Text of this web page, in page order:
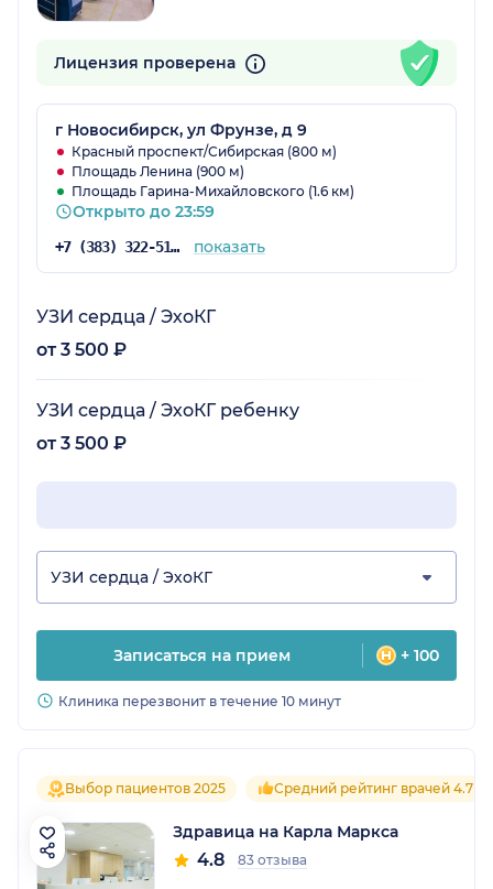
Лицензия проверена
г Новосибирск, ул Фрунзе, д 9
Красный проспект/Сибирская (800 м)
Площадь Ленина (900 м)
Площадь Гарина-Михайловского (1.6 км)
Открыто до 23:59
+7 (383) 322-51-94 показать
УЗИ сердца / ЭхоКГ
от 3 500 ₽
УЗИ сердца / ЭхоКГ ребенку
от 3 500 ₽
УЗИ сердца / ЭхоКГ
Записаться на прием + 100
Клиника перезвонит в течение 10 минут
Выбор пациентов 2025 Средний рейтинг врачей 4.7
Здравица на Карла Маркса
4.8 83 отзыва